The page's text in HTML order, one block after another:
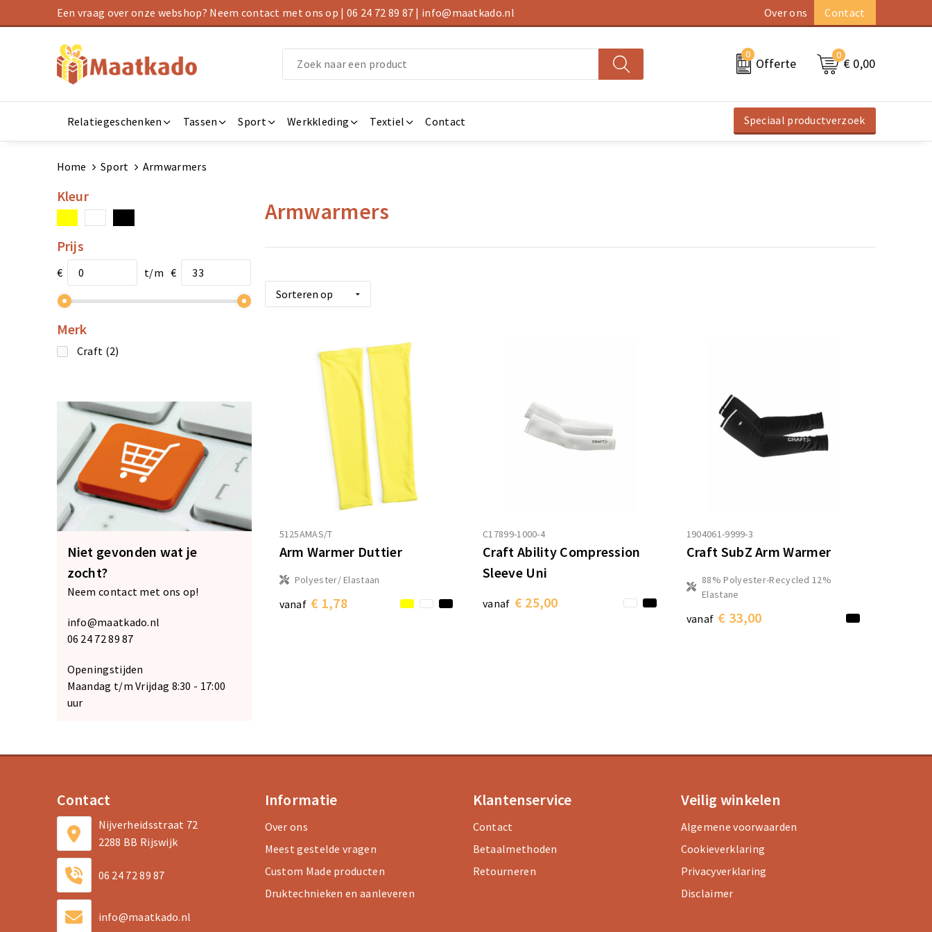
Een vraag over onze webshop? Neem contact met ons op | 06 24 72 89 87 | info@maatkado.nl Over ons Contact
0
Offerte
0
€ 0,00
Relatiegeschenken Tassen Sport Werkkleding Textiel Contact Speciaal productverzoek
Home Sport Armwarmers
Kleur
Prijs
€ t/m €
Merk
Craft (2)
Niet gevonden wat je
zocht?
Neem contact met ons op!
info@maatkado.nl
06 24 72 89 87
Openingstijden
Maandag t/m Vrijdag 8:30 - 17:00
uur
Armwarmers
5125AMAS/T
Arm Warmer Duttier
Polyester/ Elastaan
vanaf € 1,78
C17899-1000-4
Craft Ability Compression
Sleeve Uni
vanaf € 25,00
1904061-9999-3
Craft SubZ Arm Warmer
88% Polyester-Recycled 12%
Elastane
vanaf € 33,00
Contact
Nijverheidsstraat 72
2288 BB Rijswijk
06 24 72 89 87
info@maatkado.nl
Informatie
Over ons
Meest gestelde vragen
Custom Made producten
Druktechnieken en aanleveren
Klantenservice
Contact
Betaalmethoden
Retourneren
Veilig winkelen
Algemene voorwaarden
Cookieverklaring
Privacyverklaring
Disclaimer